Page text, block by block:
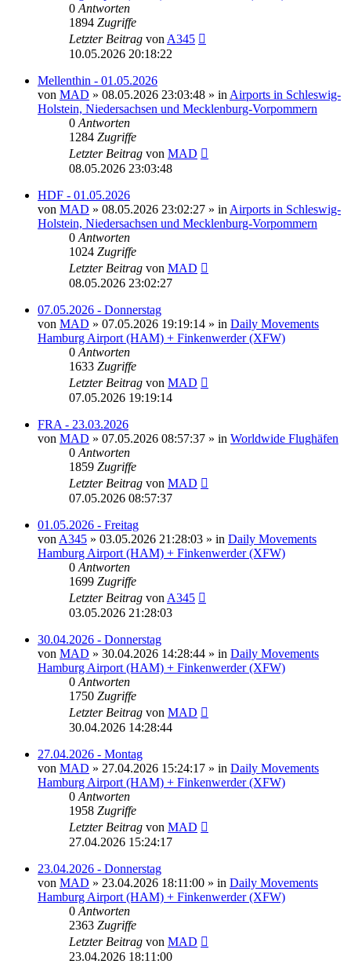
0 Antworten
1894 Zugriffe
Letzter Beitrag von A345
10.05.2026 20:18:22
Mellenthin - 01.05.2026
von MAD » 08.05.2026 23:03:48 » in Airports in Schleswig-
Holstein, Niedersachsen und Mecklenburg-Vorpommern
0 Antworten
1284 Zugriffe
Letzter Beitrag von MAD
08.05.2026 23:03:48
HDF - 01.05.2026
von MAD » 08.05.2026 23:02:27 » in Airports in Schleswig-
Holstein, Niedersachsen und Mecklenburg-Vorpommern
0 Antworten
1024 Zugriffe
Letzter Beitrag von MAD
08.05.2026 23:02:27
07.05.2026 - Donnerstag
von MAD » 07.05.2026 19:19:14 » in Daily Movements
Hamburg Airport (HAM) + Finkenwerder (XFW)
0 Antworten
1633 Zugriffe
Letzter Beitrag von MAD
07.05.2026 19:19:14
FRA - 23.03.2026
von MAD » 07.05.2026 08:57:37 » in Worldwide Flughäfen
0 Antworten
1859 Zugriffe
Letzter Beitrag von MAD
07.05.2026 08:57:37
01.05.2026 - Freitag
von A345 » 03.05.2026 21:28:03 » in Daily Movements
Hamburg Airport (HAM) + Finkenwerder (XFW)
0 Antworten
1699 Zugriffe
Letzter Beitrag von A345
03.05.2026 21:28:03
30.04.2026 - Donnerstag
von MAD » 30.04.2026 14:28:44 » in Daily Movements
Hamburg Airport (HAM) + Finkenwerder (XFW)
0 Antworten
1750 Zugriffe
Letzter Beitrag von MAD
30.04.2026 14:28:44
27.04.2026 - Montag
von MAD » 27.04.2026 15:24:17 » in Daily Movements
Hamburg Airport (HAM) + Finkenwerder (XFW)
0 Antworten
1958 Zugriffe
Letzter Beitrag von MAD
27.04.2026 15:24:17
23.04.2026 - Donnerstag
von MAD » 23.04.2026 18:11:00 » in Daily Movements
Hamburg Airport (HAM) + Finkenwerder (XFW)
0 Antworten
2363 Zugriffe
Letzter Beitrag von MAD
23.04.2026 18:11:00